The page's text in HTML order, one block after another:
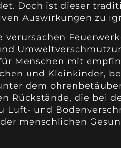
Doch ist dieser
Auswirkungen zu
verursachen
Menschen mit
und Kleinkinder,
dem
Rückstände, die bei
Luft- und
menschlichen